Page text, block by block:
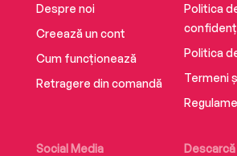
Despre noi
Creează un cont
Cum funcționează
Retragere din comandă
Social Media
Politica
Politica
Termeni